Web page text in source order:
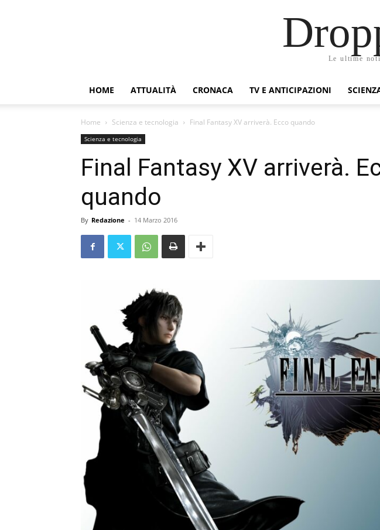
Le ultime
HOME ATTUALITÀ CRONACA TV E ANTICIPAZIONI
Home Scienza e tecnologia Final Fantasy XV arriverà. Ecco quando
Scienza e tecnologia
Final Fantasy XV arriverà.
quando
By Redazione - 14 Marzo 2016